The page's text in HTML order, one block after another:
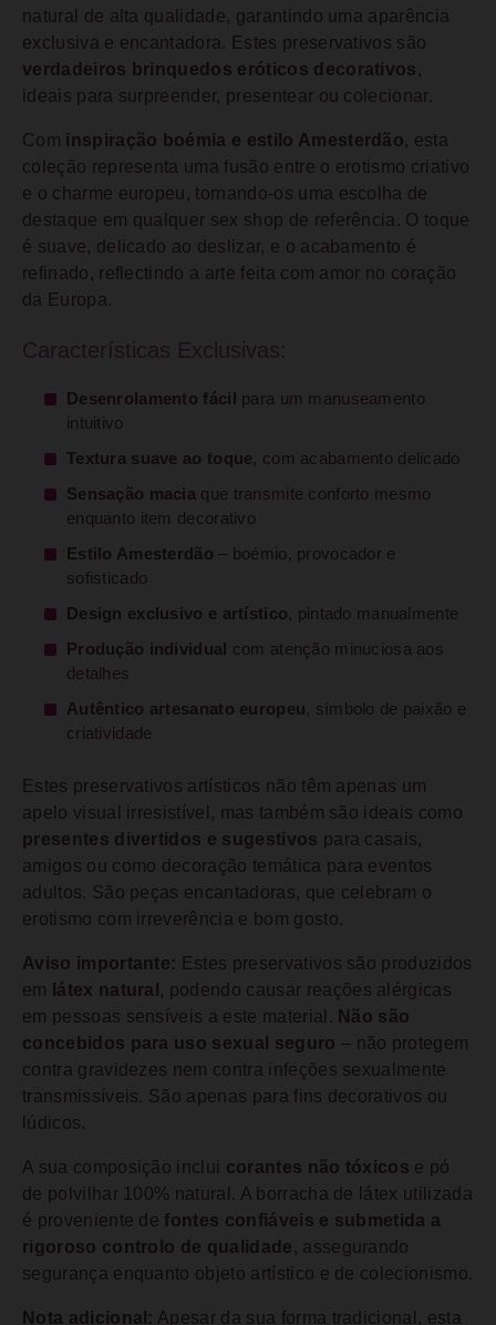
natural de alta qualidade, garantindo uma aparência
exclusiva e encantadora. Estes preservativos são
verdadeiros brinquedos eróticos decorativos ,
ideais para surpreender, presentear ou colecionar.
Com inspiração boémia e estilo Amesterdão, esta
coleção representa uma fusão entre o erotismo criativo
e o charme europeu, tornando-os uma escolha de
destaque em qualquer sex shop de referência. O toque
é suave, delicado ao deslizar, e o acabamento é
refinado, reflectindo a arte feita com amor no coração
da Europa.
Características Exclusivas:
Desenrolamento fácil
para um manuseamento
intuitivo
Textura suave ao toque, com acabamento delicado
Sensação macia que transmite conforto mesmo
enquanto item decorativo
Estilo Amesterdão – boémio, provocador e
sofisticado
Design exclusivo e artístico, pintado manualmente
Produção individual
com atenção minuciosa aos
detalhes
Autêntico artesanato europeu, símbolo de paixão e
criatividade
Estes preservativos artísticos não têm apenas um
apelo visual irresistível, mas também são ideais como
presentes divertidos e sugestivos para casais,
amigos ou como decoração temática para eventos
adultos. São peças encantadoras, que celebram o
erotismo com irreverência e bom gosto.
Aviso importante: Estes preservativos são produzidos
em
látex natural , podendo causar reações alérgicas
em pessoas sensíveis a este material. Não são
concebidos para uso sexual seguro – não protegem
contra gravidezes nem contra infeções sexualmente
transmissíveis. São apenas para fins decorativos ou
lúdicos.
A sua composição inclui corantes não tóxicos e pó
de polvilhar 100% natural. A borracha de látex utilizada
é proveniente de fontes confiáveis e submetida a
rigoroso controlo de qualidade , assegurando
segurança enquanto objeto artístico e de colecionismo.
Nota adicional: Apesar da sua forma tradicional, esta